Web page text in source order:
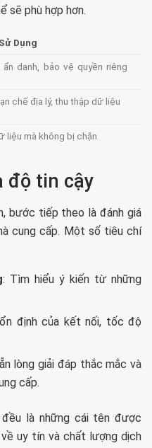
sẽ phù hợp hơn.
Dụng
danh, bảo vệ quyền riêng
chế địa lý, thu thập dữ liệu
liệu mà không bị chặn
độ tin cậy
bước tiếp theo là đánh giá
cung cấp. Một số tiêu chí
: Tìm hiểu ý kiến từ những
định của kết nối, tốc độ
lòng giải đáp thắc mắc và
cấp.
đều là những cái tên được
uy tín và chất lượng dịch